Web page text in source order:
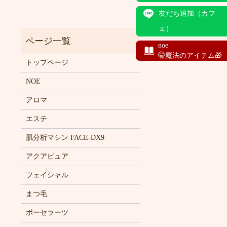
友だち追加（カフ
ェ）
noe
🤫魔法のアイテム🎁
トップページ
NOE
アロマ
エステ
肌分析マシン FACE-DX9
アクアピュア
フェイシャル
まつ毛
ポーセラーツ